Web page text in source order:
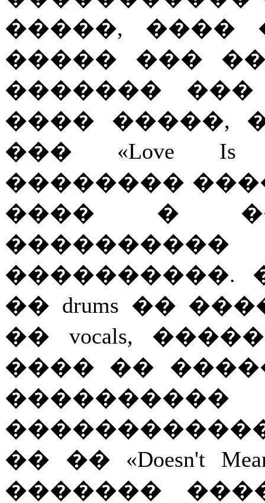
�����, ����
����� ���
�������
���� �����,
��� «Love Is
��������
���� �
����������.
�� drums ��
�� vocals,
���� ��
�� �� «Doesn't
�������